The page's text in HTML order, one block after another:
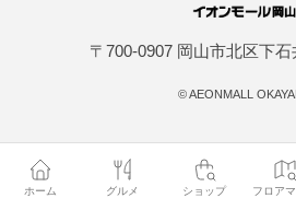
〒700-0907 岡山市北区下
©AEONMALL
ホーム グルメ ショップ フロア